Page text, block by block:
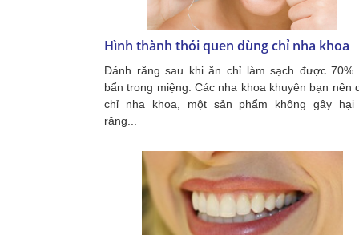
Hình thành thói quen dùng chỉ nha khoa
Đánh răng sau khi ăn chỉ làm sạch được 70%
bẩn trong miệng. Các nha khoa khuyên bạn nên
chỉ nha khoa, một sản phẩm không gây hại
răng...